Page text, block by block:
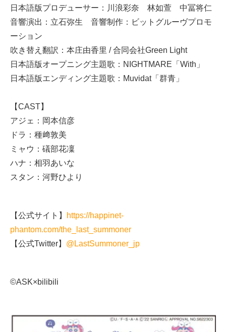
日本語版プロデューサー：川浪彩奈 林如萱 中冨将仁
音響演出：立石弥生 音響制作：ビットグルーヴプロモ
ーション
吹き替え翻訳：本庄由香里 / 合同会社Green Light
日本語版オープニング主題歌：NIGHTMARE「With」
日本語版エンディング主題歌：Muvidat「群青」
【CAST】
アジェ：岡本信彦
ドラ：種﨑敦美
ミャウ：礒部花凜
ハナ：相羽あいな
スタン：河野ひより
【公式サイト】
https://happinet-
phantom.com/the_last_summoner
【公式Twitter】 @LastSummoner_jp
©ASK×bilibili